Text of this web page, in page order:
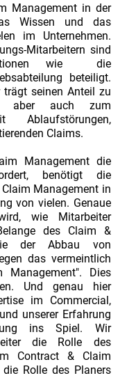
Management in der
Wissen und das
im Unternehmen.
Mitarbeitern sind
wie die
beteiligt.
seinen Anteil zu
aber auch zum
Ablaufstörungen,
Claims.
Management die
benötigt die
Management in
von vielen. Genaue
wie Mitarbeiter
des Claim &
der Abbau von
das vermeintlich
Management". Dies
Und genau hier
im Commercial,
unserer Erfahrung
ins Spiel. Wir
die Rolle des
Contract & Claim
Rolle des Planers